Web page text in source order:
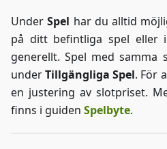
UnderSpel har du alltid
på ditt befintliga spel eller
generellt. Spel med samma
underTillgängliga Spel. För
en justering av slotpriset.
finns i guiden Spelbyte.